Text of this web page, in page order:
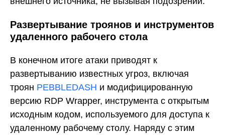
Развертывание троянов и инструментов
удаленного рабочего стола
В конечном итоге атаки приводят к
развертыванию известных угроз, включая
троян PEBBLEDASH и модифицированную
версию RDP Wrapper, инструмента с открытым
исходным кодом, используемого для доступа к
удаленному рабочему столу. Наряду с этим